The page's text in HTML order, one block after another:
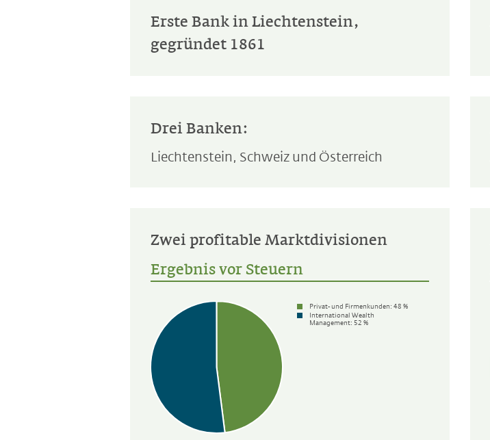
Erste Bank in Liechtenstein,
gegründet 1861
Drei Banken:
Liechtenstein, Schweiz und Österreich
Zwei profitable Marktdivisionen
Ergebnis vor Steuern
Privat- und Firmenkunden: 48 %
International Wealth
Management: 52 %